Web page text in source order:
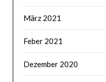
März 2021
Feber 2021
Dezember 2020